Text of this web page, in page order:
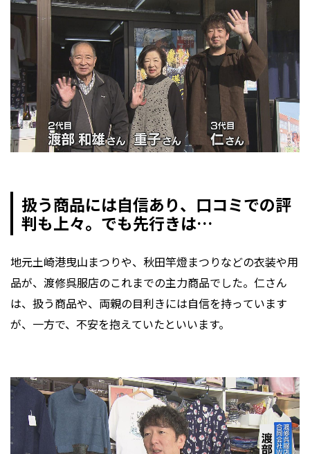
扱う商品には自信あり、口コミでの評
判も上々。でも先行きは…
地元土崎港曳山まつりや、秋田竿燈まつりなどの衣装や用
品が、渡修呉服店のこれまでの主力商品でした。仁さん
は、扱う商品や、両親の目利きには自信を持っています
が、一方で、不安を抱えていたといいます。